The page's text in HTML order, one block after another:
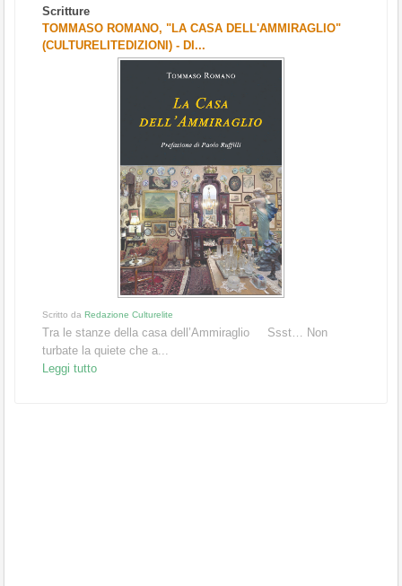
Scritture
TOMMASO ROMANO, "LA CASA DELL'AMMIRAGLIO"
(CULTURELITEDIZIONI) - DI...
Scritto da Redazione Culturelite
Tra le stanze della casa dell’Ammiraglio Ssst… Non
turbate la quiete che a...
Leggi tutto